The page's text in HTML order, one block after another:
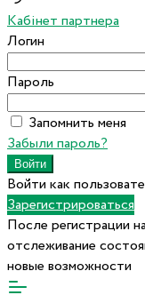
Кабінет партнера
Логин
Пароль
Запомнить меня
Забыли пароль?
Войти как
Зарегистрироваться
После регистрации
отслеживание
новые возможности